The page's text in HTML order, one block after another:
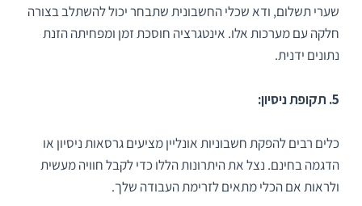
שערי תשלום, ודא שכלי החשבונית שתבחר יכול להשתלב בצורה
חלקה עם מערכות אלו. אינטגרציה חוסכת זמן ומפחיתה הזנת
נתונים ידנית.
5. תקופת ניסיון:
כלים רבים להפקת חשבוניות אונליין מציעים גרסאות ניסיון או
הדגמה בחינם. נצל את היתרונות הללו כדי לקבל חוויה מעשית
ולראות אם הכלי מתאים לזרימת העבודה שלך.